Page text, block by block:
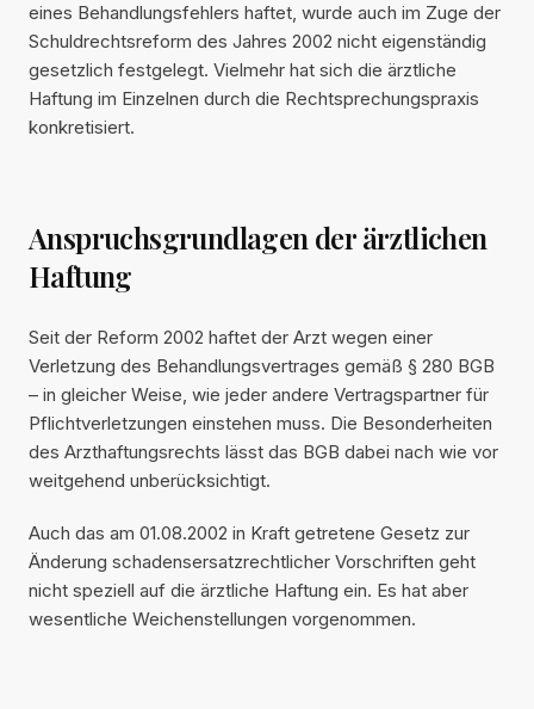
eines Behandlungsfehlers haftet, wurde auch im Zuge der
Schuldrechtsreform des Jahres 2002 nicht eigenständig
gesetzlich festgelegt. Vielmehr hat sich die ärztliche
Haftung im Einzelnen durch die Rechtsprechungspraxis
konkretisiert.
Anspruchsgrundlagen der ärztlichen
Haftung
Seit der Reform 2002 haftet der Arzt wegen einer
Verletzung des Behandlungsvertrages gemäß § 280 BGB
– in gleicher Weise, wie jeder andere Vertragspartner für
Pflichtverletzungen einstehen muss. Die Besonderheiten
des Arzthaftungsrechts lässt das BGB dabei nach wie vor
weitgehend unberücksichtigt.
Auch das am 01.08.2002 in Kraft getretene Gesetz zur
Änderung schadensersatzrechtlicher Vorschriften geht
nicht speziell auf die ärztliche Haftung ein. Es hat aber
wesentliche Weichenstellungen vorgenommen.